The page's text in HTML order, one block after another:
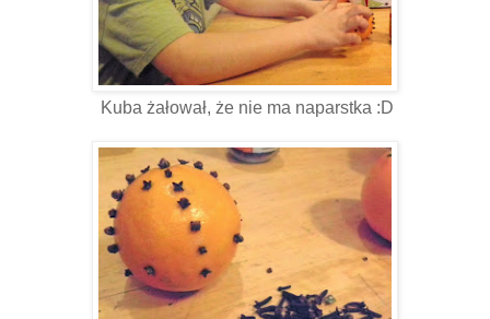
Kuba żałował, że nie ma naparstka :D